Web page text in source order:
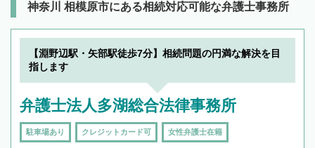
神奈川 相模原市にある相続対応可能な弁護士事務所
【淵野辺駅・矢部駅徒歩7分】相続問題の円満な解決を目
指します
弁護士法人多湖総合法律事務所
駐車場あり クレジットカード可 女性弁護士在籍